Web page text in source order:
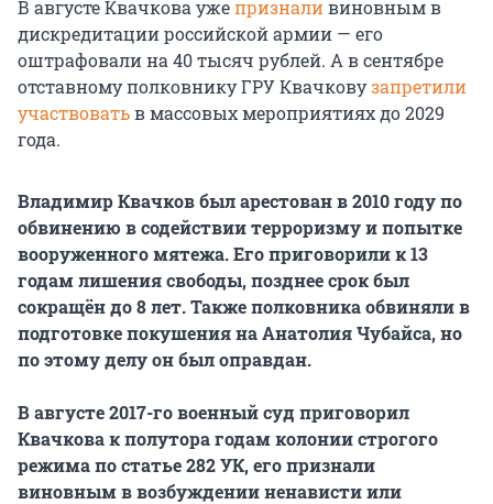
В августе Квачкова ужепризналивиновным в
дискредитации российской армии — его
оштрафовали на 40 тысяч рублей. А в сентябре
отставному полковнику ГРУ Квачковузапретили
участвоватьв массовых мероприятиях до 2029
года.
Владимир Квачков был арестован в 2010 году по
обвинению в содействии терроризму и попытке
вооруженного мятежа. Его приговорили к 13
годам лишения свободы, позднее срок был
сокращёндо 8 лет. Также полковника обвиняли в
подготовке покушения на Анатолия Чубайса, но
по этому делу он был оправдан.
В августе 2017-го военный суд приговорил
Квачкова к полутора годам колонии строгого
режима по статье 282 УК, его признали
виновным в возбуждении ненависти или